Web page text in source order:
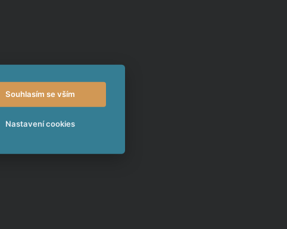
Souhlasím se vším
Nastavení cookies